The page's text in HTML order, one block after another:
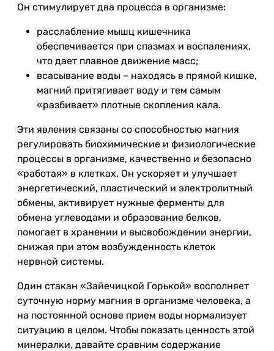
Он стимулирует два процесса в организме:
расслабление мышц кишечника
обеспечивается при спазмах и воспалениях,
что дает плавное движение масс;
всасывание воды – находясь в прямой кишке,
магний притягивает воду и тем самым
«разбивает» плотные скопления кала.
Эти явления связаны со способностью магния
регулировать биохимические и физиологические
процессы в организме, качественно и безопасно
«работая» в клетках. Он ускоряет и улучшает
энергетический, пластический и электролитный
обмены, активирует нужные ферменты для
обмена углеводами и образование белков,
помогает в хранении и высвобождении энергии,
снижая при этом возбужденность клеток
нервной системы.
Один стакан «Зайечицкой Горькой» восполняет
суточную норму магния в организме человека, а
на постоянной основе прием воды нормализует
ситуацию в целом. Чтобы показать ценность этой
минералки, давайте сравним содержание